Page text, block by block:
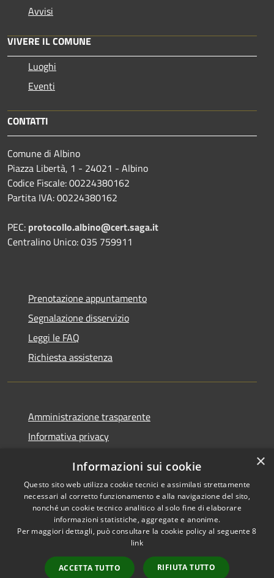
Avvisi
VIVERE IL COMUNE
Luoghi
Eventi
CONTATTI
Comune di Albino
Piazza Libertà, 1 - 24021 - Albino
Codice Fiscale: 00224380162
Partita IVA: 00224380162
PEC: protocollo.albino@cert.saga.it
Centralino Unico: 035 759911
Prenotazione appuntamento
Segnalazione disservizio
Leggi le FAQ
Richiesta assistenza
Amministrazione trasparente
Informativa privacy
Dichiarazione di accessibilità
RSS
Copyright © 2026 • Comune di
Municipium•
Accesso
×
Informazioni sui cookie
Questo sito web utilizza cookie tecnici e assimilati strettamente
necessari al corretto funzionamento e alla navigazione del sito,
nonché un cookie tecnico analitico al solo fine di elaborare
informazioni statistiche, aggregate e anonime.
Per maggiori dettagli, può consultare la cookie policy al seguente8
link
ACCETTA TUTTO RIFIUTA TUTTO